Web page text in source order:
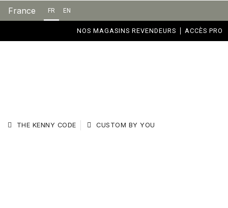
France FR EN
NOS MAGASINS REVENDEURS ACCÈS PRO
THE KENNY CODE CUSTOM BY YOU